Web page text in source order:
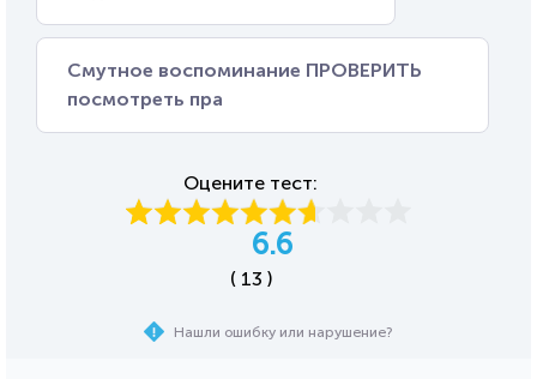
Смутное воспоминание ПРОВЕРИТЬ
посмотреть пра
Оцените тест:
6.6
( 13 )
Нашли ошибку или нарушение?